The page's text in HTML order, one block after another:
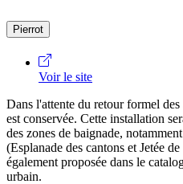
Pierrot
Voir le site
Dans l'attente du retour formel
est conservée. Cette installation
des zones de baignade,
(Esplanade des cantons et Jetée
également proposée dans le
urbain.